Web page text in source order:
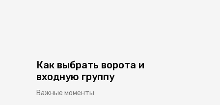
Как выбрать ворота и
входную группу
Важные моменты